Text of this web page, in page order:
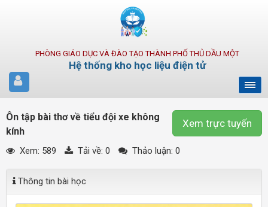
PHÒNG GIÁO DỤC VÀ ĐÀO TẠO THÀNH PHỐ THỦ DẦU MỘT
Hệ thống kho học liệu điện tử
Xem trực tuyến
Ôn tập bài thơ về tiểu đội xe không
kính
Xem: 589 Tải về: 0 Thảo luận: 0
Thông tin bài học